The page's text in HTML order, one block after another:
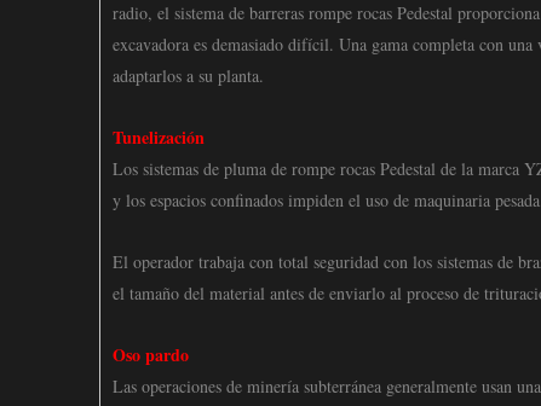
radio, el sistema de barreras rompe rocas Pedestal
excavadora es demasiado difícil. Una gama completa con
adaptarlos a su planta.
Tunelización
Los sistemas de pluma de rompe rocas Pedestal de la marca
y los espacios confinados impiden el uso de maquinaria
El operador trabaja con total seguridad con los sistemas de
el tamaño del material antes de enviarlo al proceso de
Oso pardo
Las operaciones de minería subterránea generalmente usan